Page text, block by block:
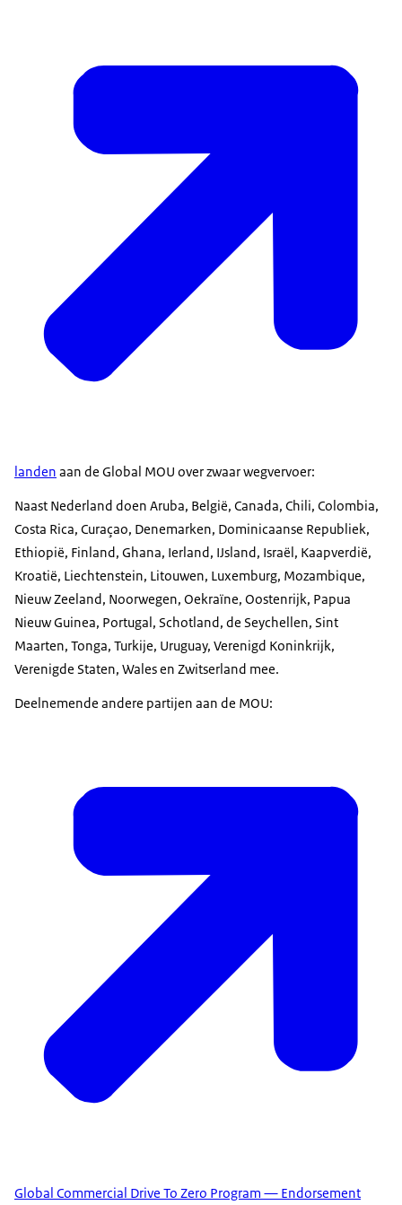
landen aan de Global MOU over zwaar wegvervoer:
Naast Nederland doen Aruba, België, Canada, Chili, Colombia,
Costa Rica, Curaçao, Denemarken, Dominicaanse Republiek,
Ethiopië, Finland, Ghana, Ierland, IJsland, Israël, Kaapverdië,
Kroatië, Liechtenstein, Litouwen, Luxemburg, Mozambique,
Nieuw Zeeland, Noorwegen, Oekraïne, Oostenrijk, Papua
Nieuw Guinea, Portugal, Schotland, de Seychellen, Sint
Maarten, Tonga, Turkije, Uruguay, Verenigd Koninkrijk,
Verenigde Staten, Wales en Zwitserland mee.
Deelnemende andere partijen aan de MOU:
Global Commercial Drive To Zero Program — Endorsement